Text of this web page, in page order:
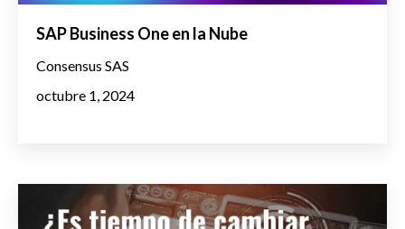
SAP Business One en la Nube
Consensus SAS
octubre 1, 2024